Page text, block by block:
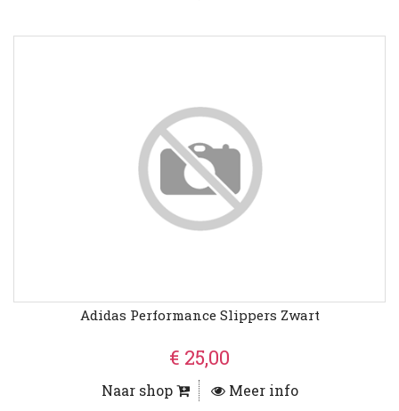
Adidas Performance Slippers Zwart
€ 25,00
Naar shop Meer info